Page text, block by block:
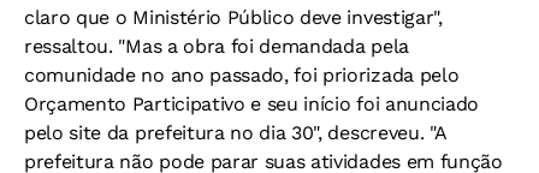
claro que o Ministério Público deve investigar",
ressaltou. "Mas a obra foi demandada pela
comunidade no ano passado, foi priorizada pelo
Orçamento Participativo e seu início foi anunciado
pelo site da prefeitura no dia 30", descreveu. "A
prefeitura não pode parar suas atividades em função